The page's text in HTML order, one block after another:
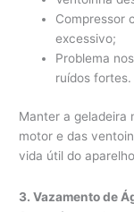
Compressor
excessivo;
Problema
ruídos fortes.
Manter a geladeira
motor e das
vida útil do
3. Vazamento de